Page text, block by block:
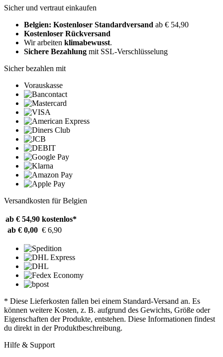
Sicher und vertraut einkaufen
Belgien: Kostenloser Standardversand ab € 54,90
Kostenloser Rückversand
Wir arbeiten klimabewusst.
Sichere Bezahlung mit SSL-Verschlüsselung
Sicher bezahlen mit
Vorauskasse
Versandkosten für Belgien
ab € 54,90 kostenlos*
ab € 0,00 € 6,90
* Diese Lieferkosten fallen bei einem Standard-Versand an. Es
können weitere Kosten, z. B. aufgrund des Gewichts, Größe oder
Eigenschaften der Produkte, entstehen. Diese Informationen findest
du direkt in der Produktbeschreibung.
Hilfe & Support